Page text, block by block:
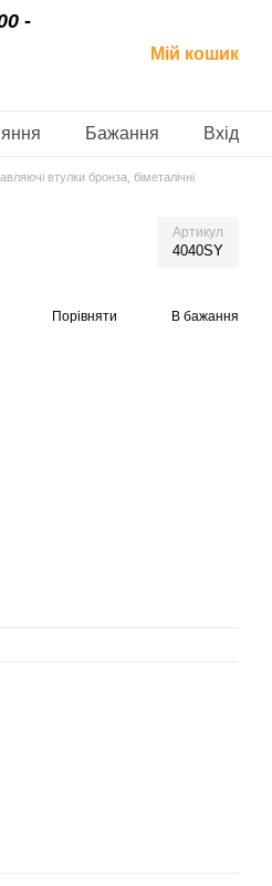
-
Мій кошик
Бажання Вхід
втулки бронза, біметалічні
Артикул
4040SY
Порівняти В бажання